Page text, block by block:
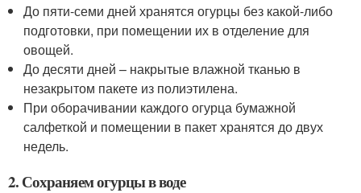
До пяти-семи дней хранятся огурцы без какой-либо
подготовки, при помещении их в отделение для
овощей.
До десяти дней – накрытые влажной тканью в
незакрытом пакете из полиэтилена.
При оборачивании каждого огурца бумажной
салфеткой и помещении в пакет хранятся до двух
недель.
2. Сохраняем огурцы в воде